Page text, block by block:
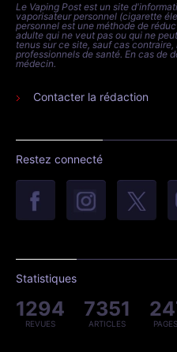
Le Vaping Post est un site
vaporisateur personnel (cigarette
personnel est une méthode de
adulte qui ne veut pas ou qui ne
tenus sur ce site, sauf cas
professionnels de santé. En cas de
médecin.
Contacter la rédaction
Restez connecté
Statistiques
1294
REVUES
7351
ARTICLES